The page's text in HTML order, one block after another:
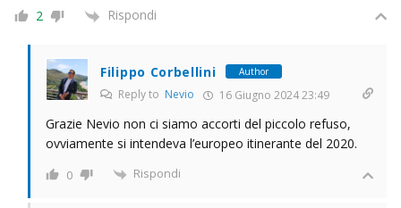
2 Rispondi
Filippo Corbellini Author
Reply to Nevio 16 Giugno 2024 23:49
Grazie Nevio non ci siamo accorti del piccolo refuso,
ovviamente si intendeva l’europeo itinerante del 2020.
0 Rispondi